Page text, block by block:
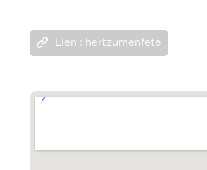
Lien : hertzumenfete